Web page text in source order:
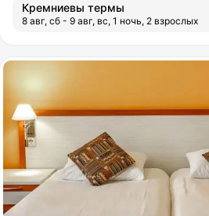
Кремниевы термы
8 авг, сб - 9 авг, вс, 1 ночь, 2 взрослых